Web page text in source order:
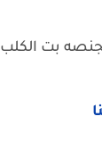
بت الكلب